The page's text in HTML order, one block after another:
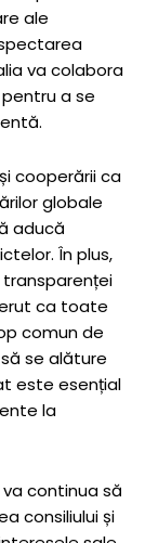
ale
va colabora
a se
cooperării ca
globale
aducă
În plus,
ca toate
comun de
se alăture
este esențial
la
continua să
consiliului și